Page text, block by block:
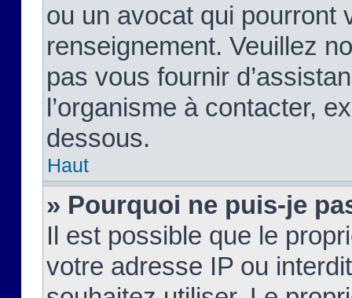
ou un avocat qui pourront
renseignement. Veuillez
pas vous fournir
l’organisme à contacter,
dessous.
Haut
» Pourquoi ne puis-je
Il est possible que le
votre adresse IP ou